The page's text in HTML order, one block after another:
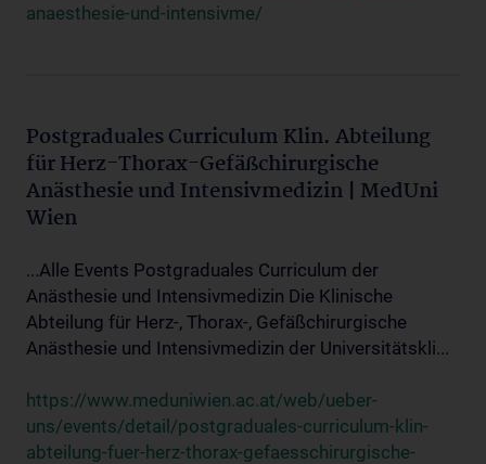
anaesthesie-und-intensivme/
Postgraduales Curriculum Klin. Abteilung
für Herz-Thorax-Gefäßchirurgische
Anästhesie und Intensivmedizin | MedUni
Wien
...Alle Events Postgraduales Curriculum der
Anästhesie und Intensivmedizin Die Klinische
Abteilung für Herz-, Thorax-, Gefäßchirurgische
Anästhesie und Intensivmedizin der Universitätskli...
https://www.meduniwien.ac.at/web/ueber-
uns/events/detail/postgraduales-curriculum-klin-
abteilung-fuer-herz-thorax-gefaesschirurgische-